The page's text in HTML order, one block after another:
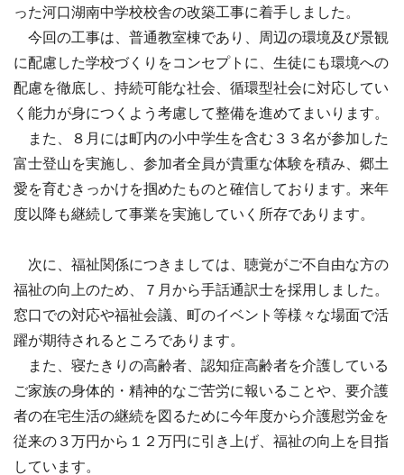
った河口湖南中学校校舎の改築工事に着手しました。
今回の工事は、普通教室棟であり、周辺の環境及び景観
に配慮した学校づくりをコンセプトに、生徒にも環境への
配慮を徹底し、持続可能な社会、循環型社会に対応してい
く能力が身につくよう考慮して整備を進めてまいります。
また、８月には町内の小中学生を含む３３名が参加した
富士登山を実施し、参加者全員が貴重な体験を積み、郷土
愛を育むきっかけを掴めたものと確信しております。来年
度以降も継続して事業を実施していく所存であります。
次に、福祉関係につきましては、聴覚がご不自由な方の
福祉の向上のため、７月から手話通訳士を採用しました。
窓口での対応や福祉会議、町のイベント等様々な場面で活
躍が期待されるところであります。
また、寝たきりの高齢者、認知症高齢者を介護している
ご家族の身体的・精神的なご苦労に報いることや、要介護
者の在宅生活の継続を図るために今年度から介護慰労金を
従来の３万円から１２万円に引き上げ、福祉の向上を目指
しています。